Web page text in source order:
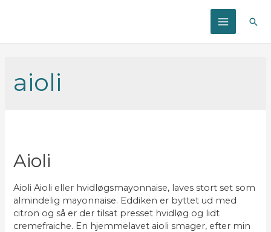
MAIN
Søg
aioli
Aioli
Aioli Aioli eller hvidløgsmayonnaise, laves stort set som
almindelig mayonnaise. Eddiken er byttet ud med
citron og så er der tilsat presset hvidløg og lidt
cremefraiche. En hjemmelavet aioli smager, efter min